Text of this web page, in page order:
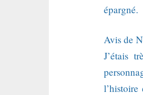
épargné.
Avis de
J’étais